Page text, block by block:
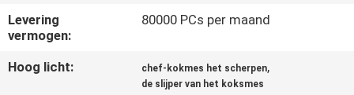
NIEUWS
GEVALLEN
Levering
vermogen:
80000 PCs per maand
Hoog licht: chef-kokmes het scherpen,
de slijper van het koksmes